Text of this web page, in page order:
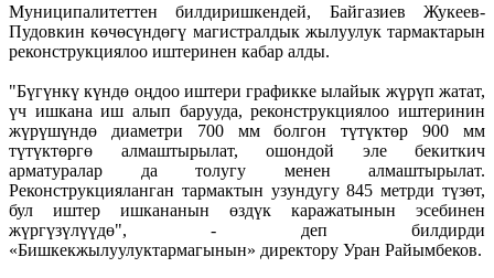
Муниципалитеттен билдиришкендей, Байгазиев Жукеев-
Пудовкин көчөсүндөгү магистралдык жылуулук тармактарын
реконструкциялоо иштеринен кабар алды.
"Бүгүнкү күндө оңдоо иштери графикке ылайык жүрүп жатат,
үч ишкана иш алып барууда, реконструкциялоо иштеринин
жүрүшүндө диаметри 700 мм болгон түтүктөр 900 мм
түтүктөргө алмаштырылат, ошондой эле бекиткич
арматуралар да толугу менен алмаштырылат.
Реконструкцияланган тармактын узундугу 845 метрди түзөт,
бул иштер ишкананын өздүк каражатынын эсебинен
жүргүзүлүүдө", - деп билдирди
«Бишкекжылуулуктармагынын» директору Уран Райымбеков.